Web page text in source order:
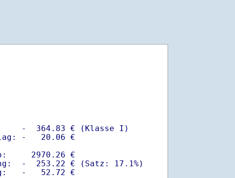
-  364.83 € (Klasse I)
-   20.06 €
2970.26 €
-  253.22 € (Satz: 17.1%)
-   52.72 €